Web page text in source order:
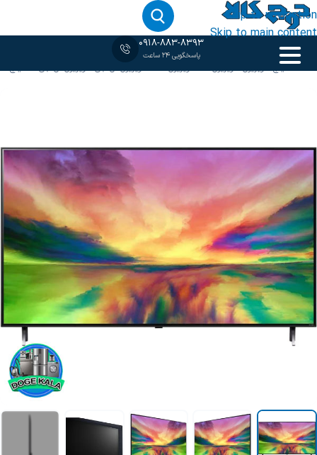
Skip to navigation
Skip to main content
0918-883-8393
پاسخگویی 24 ساعت
خانه‹55 اینچ /تلویزیون/تلویزیون 4K /تلویزیون LED /تلویزیون ال جی/تلویزیون ال جی 55 اینچ